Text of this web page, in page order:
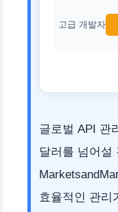
고급 개발자
글로벌 API 관
달러를 넘어설
효율적인 관리